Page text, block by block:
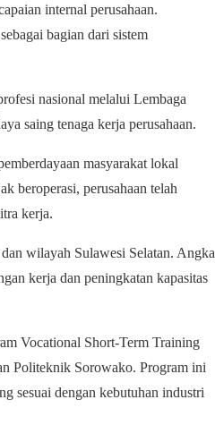
internal perusahaan.
bagian dari sistem
nasional melalui Lembaga
saing tenaga kerja perusahaan.
masyarakat lokal
beroperasi, perusahaan telah
kerja.
wilayah Sulawesi Selatan. Angka
kerja dan peningkatan kapasitas
Vocational Short-Term Training
Politeknik Sorowako. Program ini
sesuai dengan kebutuhan industri